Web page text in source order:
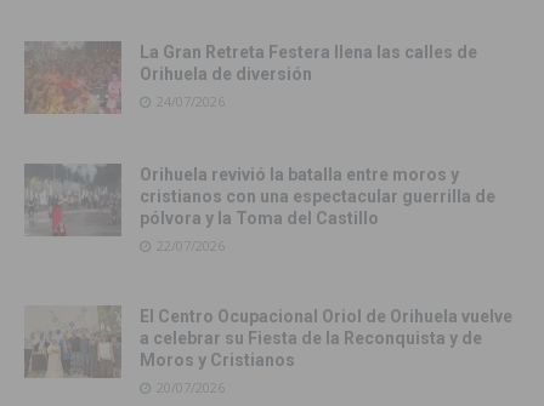
La Gran Retreta Festera llena las calles de
Orihuela de diversión
24/07/2026
Orihuela revivió la batalla entre moros y
cristianos con una espectacular guerrilla de
pólvora y la Toma del Castillo
22/07/2026
El Centro Ocupacional Oriol de Orihuela vuelve
a celebrar su Fiesta de la Reconquista y de
Moros y Cristianos
20/07/2026